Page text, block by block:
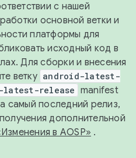
с нашей
основной ветки и
платформы для
исходный код в
Для сборки и внесения
ветку android-latest-
latest-release manifest
самый последний релиз,
дополнительной
в AOSP» .